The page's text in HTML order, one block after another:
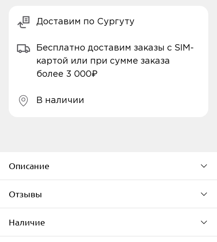
Доставим по Сургуту
Бесплатно доставим заказы с SIM-
картой или при сумме заказа
более 3 000₽
В наличии
Описание
Умный браслет с цветным полностью
управления и классом
Отзывы
Наличие